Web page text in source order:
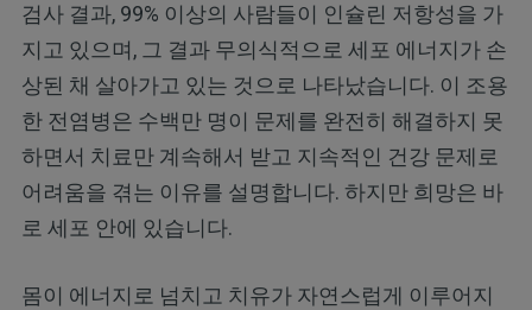
검사 결과, 99% 이상의 사람들이 인슐린 저항성을 가
지고 있으며, 그 결과 무의식적으로 세포 에너지가 손
상된 채 살아가고 있는 것으로 나타났습니다. 이 조용
한 전염병은 수백만 명이 문제를 완전히 해결하지 못
하면서 치료만 계속해서 받고 지속적인 건강 문제로
어려움을 겪는 이유를 설명합니다. 하지만 희망은 바
로 세포 안에 있습니다.
몸이 에너지로 넘치고 치유가 자연스럽게 이루어지